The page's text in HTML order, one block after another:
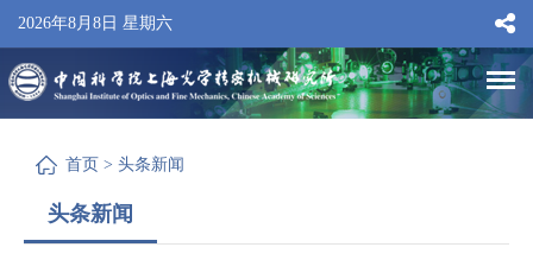
2026年8月8日 星期六
首页 > 头条新闻
头条新闻